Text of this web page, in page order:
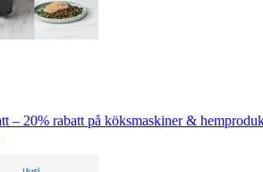
– 20% rabatt på köksmaskiner &